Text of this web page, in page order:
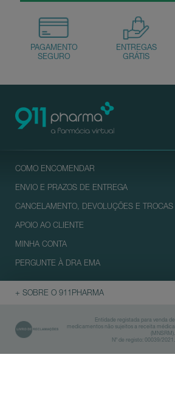
COMO ENCOMENDAR
ENVIO E PRAZOS DE ENTREGA
CANCELAMENTO, DEVOLUÇÕES E TROCAS
APOIO AO CLIENTE
MINHA CONTA
PERGUNTE À DRA EMA
+ SOBRE O 911PHARMA
Entidade registada para venda de
medicamentos não sujeitos a receita médica
(MNSRM).
Nº de registo: 00039/2021.